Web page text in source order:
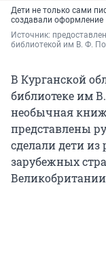
Дети не только сами
создавали оформление
Источник:
библиотекой им В. Ф.
В Курганской
библиотеке им
необычная
представлены
сделали дети из
зарубежных